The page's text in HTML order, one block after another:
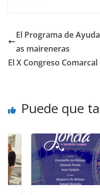
El Programa de
as maireneras
El X Congreso
Puede que